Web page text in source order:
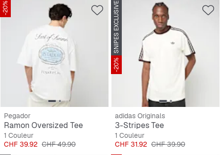
-20%
Pegador
Ramon Oversized Tee
1 Couleur
Prix
CHF 39.92 Prix original
CHF 49.90
SNIPES EXCLUSIVE
-20%
adidas Originals
3-Stripes Tee
1 Couleur
Prix
CHF 31.92 Prix original
CHF 39.90